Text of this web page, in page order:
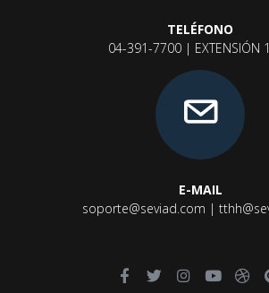
TELÉFONO
04-391-7700 | EXTENSIÓN
E-MAIL
soporte@seviad.com |